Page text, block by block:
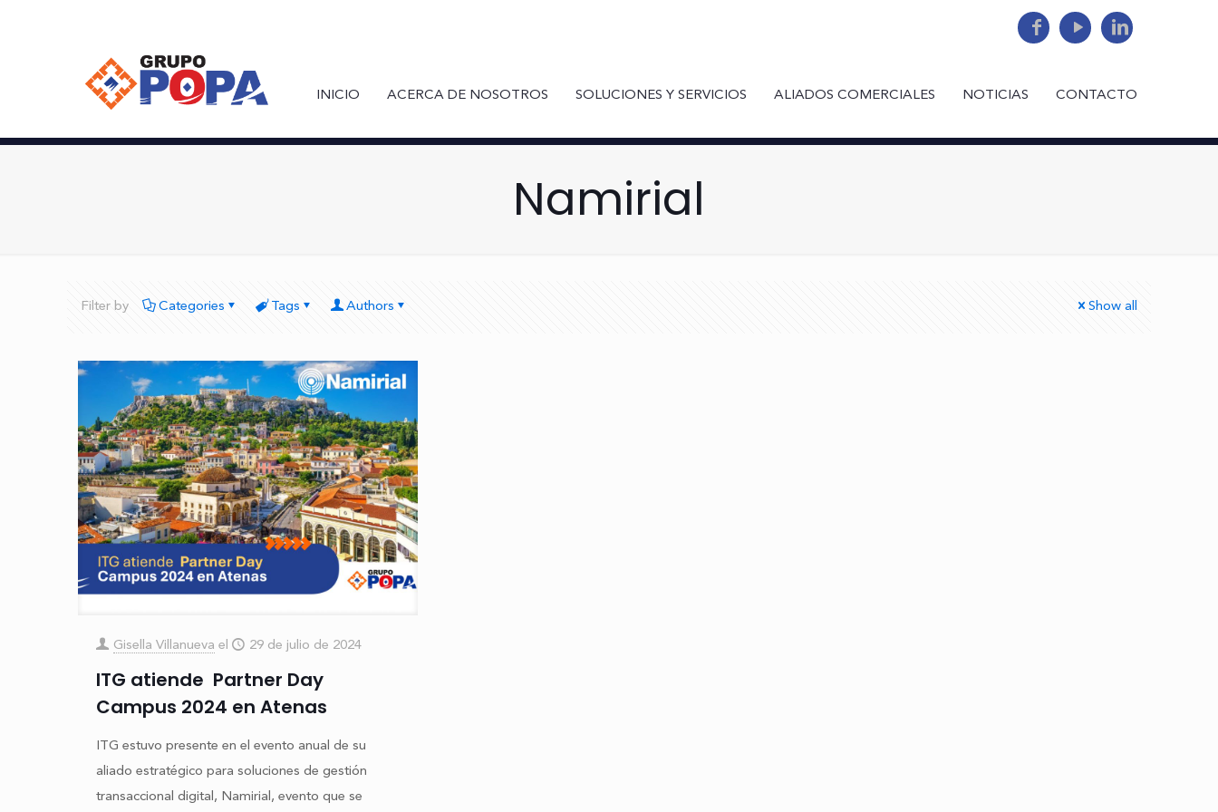
INICIO ACERCA DE NOSOTROS SOLUCIONES Y SERVICIOS ALIADOS COMERCIALES NOTICIAS CONTACTO
Namirial
Filter by Categories Tags Authors Show all
Gisella Villanueva el 29 de julio de 2024
ITG atiende Partner Day
Campus 2024 en Atenas
ITG estuvo presente en el evento anual de su
aliado estratégico para soluciones de gestión
transaccional digital, Namirial, evento que se